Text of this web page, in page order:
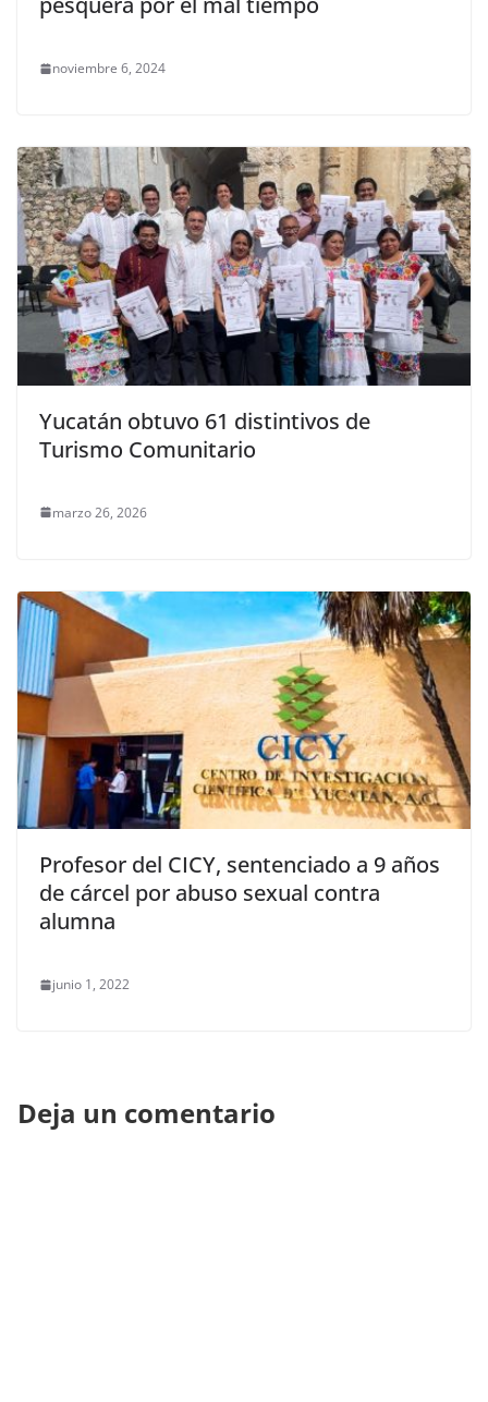
noviembre 6, 2024
Yucatán obtuvo 61 distintivos de
Turismo Comunitario
marzo 26, 2026
Profesor del CICY, sentenciado a 9 años
de cárcel por abuso sexual contra
alumna
junio 1, 2022
Deja un comentario